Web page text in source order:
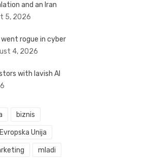
and an Iran
5, 2026
rogue in cyber
4, 2026
with lavish AI
biznis
Evropska Unija
mladi